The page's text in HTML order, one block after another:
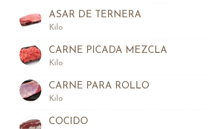
ASAR DE TERNERA
Kilo
CARNE PICADA MEZCLA
Kilo
CARNE PARA ROLLO
Kilo
COCIDO